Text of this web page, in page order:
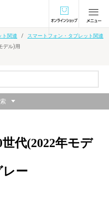
オンラインショ
ト関連
スマートフォン・タブレット関連
デル)用
代(2022年モデ
レー